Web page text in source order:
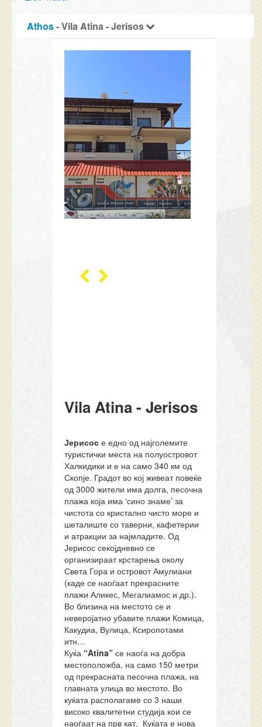
Athos- Vila Atina - Jerisos
Vila Atina - Jerisos
Јерисос е едно од најголемите
туристички места на полуостровот
Халкидики и е на само 340 км од
Скопје. Градот во кој живеат повеќе
од 3000 жители има долга, песочна
плажа која има ‘сино знаме’ за
чистота со кристално чисто море и
шеталиште со таверни, кафетерии
и атракции за најмладите. Од
Јерисос секојдневно се
организираат крстарења околу
Света Гора и островот Амулиани
(каде се наоѓаат прекрасните
плажи Аликес, Мегалиамос и др.).
Во близина на местото се и
неверојатно убавите плажи Комица,
Какудиа, Вулица, Ксиропотами
итн…
Куќа “Atina”се наоѓа на добра
местоположба, на само 150 метри
од прекрасната песочна плажа, на
главната улица во местото. Во
куќата располагаме со 3 наши
високо квалитетни студија кои се
наоѓаат на прв кат. Куќата е нова